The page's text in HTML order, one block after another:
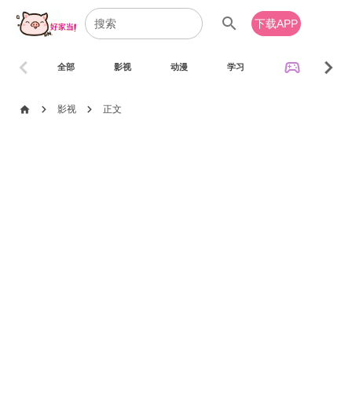
search 下载APP
全部 影视 动漫 学习 sports_esports
chevron_left chevron_right
home chevron_right 影视 chevron_right 正文